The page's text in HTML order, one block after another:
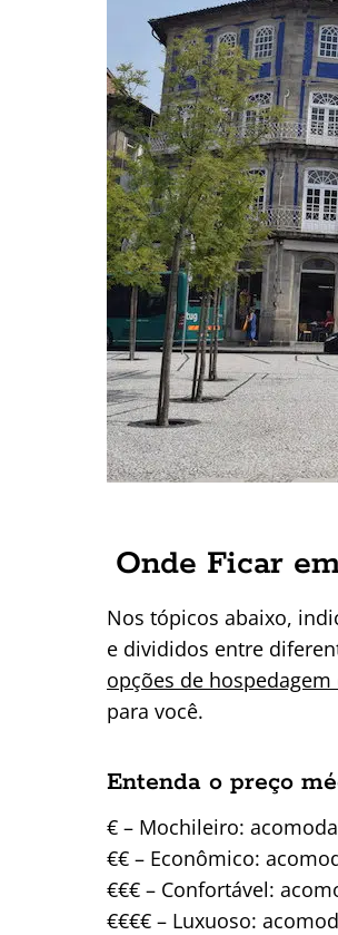
Onde Ficar
Nos tópicos abaixo,
e divididos entre
opções de
para você.
Entenda o preço
€ – Mochileiro:
€€ – Econômico:
€€€ – Confortável:
€€€€ – Luxuoso: